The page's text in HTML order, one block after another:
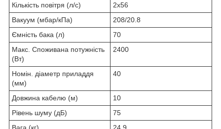
Кількість повітря (л/с)
2x56
Вакуум (мбар/кПа)
208/20.8
Ємність бака (л)
70
Макс. Споживана потужність
(Вт)
2400
Номін. діаметр приладдя
(мм)
40
Довжина кабелю (м)
10
Рівень шуму (дБ)
75
Вага (кг)
24.9